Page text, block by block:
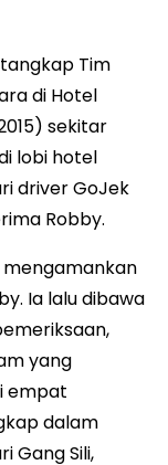
Tim
di Hotel
sekitar
lobi hotel
driver GoJek
Robby.
Ia lalu dibawa
yang
empat
dalam
Gang Sili,